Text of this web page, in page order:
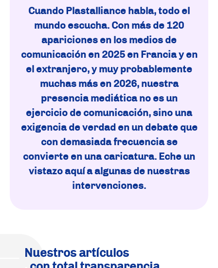
Cuando Plastalliance habla, todo el
mundo escucha. Con más de 120
apariciones en los medios de
comunicación en 2025 en Francia y en
el extranjero, y muy probablemente
muchas más en 2026, nuestra
presencia mediática no es un
ejercicio de comunicación, sino una
exigencia de verdad en un debate que
con demasiada frecuencia se
convierte en una caricatura. Eche un
vistazo aquí a algunas de nuestras
intervenciones.
Nuestros artículos